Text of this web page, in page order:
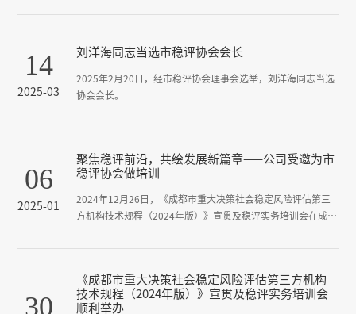
14
2025-03
刘洋海同志当选市稳评协会会长
2025年2月20日，经市稳评协会理事会选举，刘洋海同志当选
协会会长。
06
2025-01
聚焦稳评前沿，共绘发展新篇章——公司受邀为市
稳评协会做培训
2024年12月26日，《成都市重大决策社会稳定风险评估第三
方机构技术规程（2024年版）》宣贯及稳评实务培训会在成都
30
《成都市重大决策社会稳定风险评估第三方机构
技术规程（2024年版）》宣贯及稳评实务培训会
顺利举办